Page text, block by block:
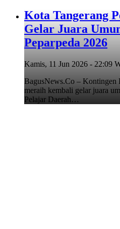
Kota Tangerang
Gelar Juara
Peparpeda 2026
Kamis, 11 Jun 2026 - 22:09
BagusNews.Co – Kontingen
meraih kembali gelar juara
Pelajar Daerah…